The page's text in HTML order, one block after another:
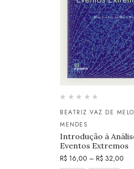
BEATRIZ VAZ DE MELO
MENDES
Introdução à
Eventos Extremos
R$ 16,00 – R$ 32,00